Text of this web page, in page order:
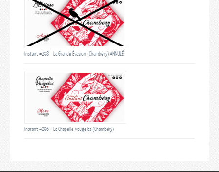
Instant #298 – La Grande Évasion (Chambéry) ANNULÉ
Instant #296 – La Chapelle Vaugelas (Chambéry)